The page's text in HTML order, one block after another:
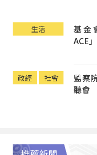
生活
基金
ACE
政經 社會
監察
聽會